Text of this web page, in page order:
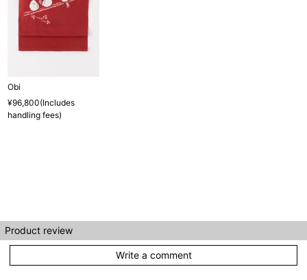
Obi
¥96,800(Includes
handling fees)
Product review
Write a comment